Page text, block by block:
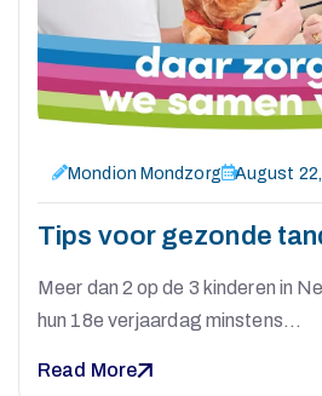
D
O
Mondion Mondzorg August
Tips voor gezonde
Meer dan 2 op de 3 kinderen in
hun 18e verjaardag minstens…
Read More